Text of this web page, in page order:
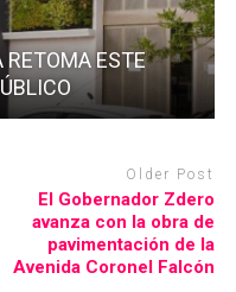
RETOMA ESTE
Older Post
El Gobernador Zdero
avanza con la obra de
pavimentación de la
Avenida Coronel Falcón